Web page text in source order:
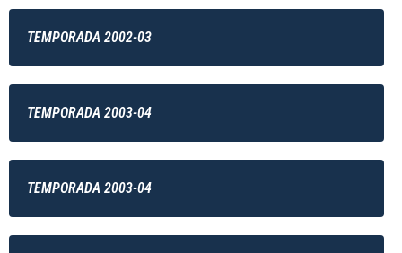
TEMPORADA 2002-03
TEMPORADA 2003-04
TEMPORADA 2003-04